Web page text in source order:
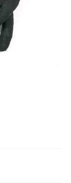
unseren
wenn
Deshalb
die